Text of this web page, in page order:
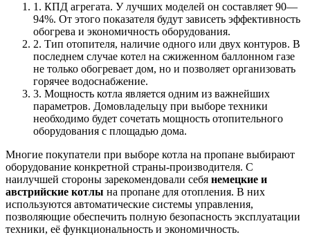
1. КПД агрегата. У лучших моделей он составляет 90—
94%. От этого показателя будут зависеть эффективность
обогрева и экономичность оборудования.
2. Тип отопителя, наличие одного или двух контуров. В
последнем случае котел на сжиженном баллонном газе
не только обогревает дом, но и позволяет организовать
горячее водоснабжение.
3. Мощность котла является одним из важнейших
параметров. Домовладельцу при выборе техники
необходимо будет сочетать мощность отопительного
оборудования с площадью дома.
Многие покупатели при выборе котла на пропане выбирают
оборудование конкретной страны-производителя. С
наилучшей стороны зарекомендовали себя немецкие и
австрийские котлы на пропане для отопления. В них
используются автоматические системы управления,
позволяющие обеспечить полную безопасность эксплуатации
техники, её функциональность и экономичность.